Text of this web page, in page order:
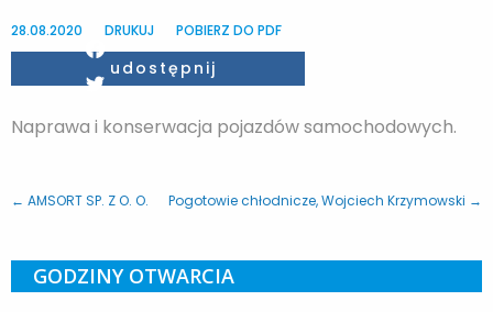
28.08.2020 DRUKUJ POBIERZ DO PDF
Twitter
udostępnij
Naprawa i konserwacja pojazdów samochodowych.
← AMSORT SP. Z O. O. Pogotowie chłodnicze, Wojciech Krzymowski →
GODZINY OTWARCIA